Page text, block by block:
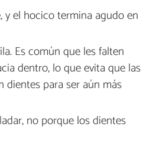
y el hocico termina agudo en
Es común que les falten
dentro, lo que evita que las
dientes para ser aún más
no porque los dientes